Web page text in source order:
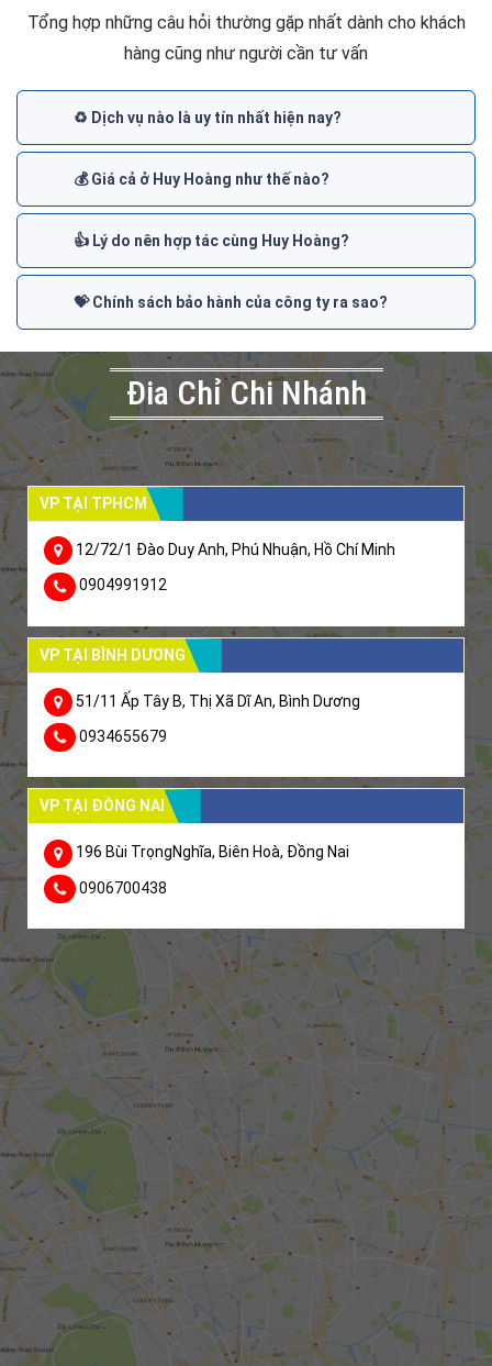
Tổng hợp những câu hỏi thường gặp nhất dành cho khách
hàng cũng như người cần tư vấn
♻️ Dịch vụ nào là uy tín nhất hiện nay?
💰 Giá cả ở Huy Hoàng như thế nào?
👍 Lý do nên hợp tác cùng Huy Hoàng?
💝 Chính sách bảo hành của công ty ra sao?
Đia Chỉ Chi Nhánh
VP TẠI TPHCM
12/72/1 Đào Duy Anh, Phú Nhuận, Hồ Chí Minh
0904991912
VP TẠI BÌNH DƯƠNG
51/11 Ấp Tây B, Thị Xã Dĩ An, Bình Dương
0934655679
VP TẠI ĐỒNG NAI
196 Bùi TrọngNghĩa, Biên Hoà, Đồng Nai
0906700438